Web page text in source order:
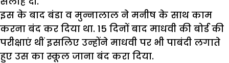
इस के बाद बंडा व मुन्नालाल ने मनीष के साथ काम
करना बंद कर दिया था. 15 दिनों बाद माधवी की बोर्ड की
परीक्षाएं थीं इसलिए उन्होंने माधवी पर भी पाबंदी लगाते
हुए उस का स्कूल जाना बंद करा दिया.